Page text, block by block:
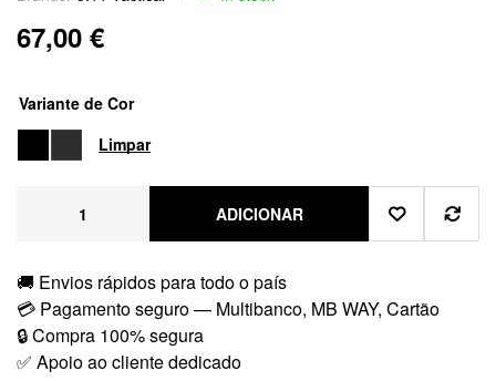
67,00 €
Variante de Cor
Limpar
ADICIONAR
🚚 Envios rápidos para todo o país
💳 Pagamento seguro — Multibanco, MB WAY, Cartão
🔒 Compra 100% segura
✅ Apoio ao cliente dedicado